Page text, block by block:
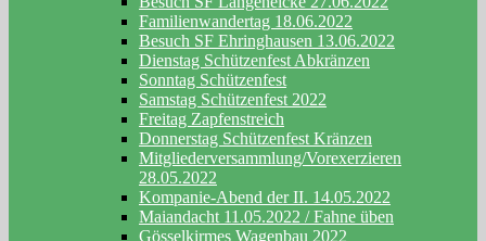
Familienwandertag 18.06.2022
Besuch SF Ehringhausen 13.06.2022
Dienstag Schützenfest Abkränzen
Sonntag Schützenfest
Samstag Schützenfest 2022
Freitag Zapfenstreich
Donnerstag Schützenfest Kränzen
Mitgliederversammlung/Vorexerzieren
28.05.2022
Kompanie-Abend der II. 14.05.2022
Maiandacht 11.05.2022 / Fahne üben
Gösselkirmes Wagenbau 2022